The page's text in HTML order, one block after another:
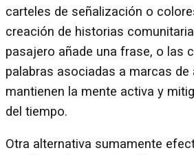
carteles de señalización o
creación de historias
pasajero añade una frase, o las
palabras asociadas a marcas de
mantienen la mente activa y
del tiempo.
Otra alternativa sumamente